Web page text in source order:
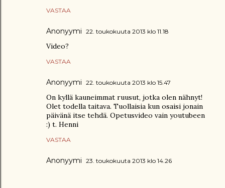
VASTAA
Anonyymi 22. toukokuuta 2013 klo 11.18
Video?
VASTAA
Anonyymi 22. toukokuuta 2013 klo 15.47
On kyllä kauneimmat ruusut, jotka olen nähnyt!
Olet todella taitava. Tuollaisia kun osaisi jonain
päivänä itse tehdä. Opetusvideo vain youtubeen
:) t. Henni
VASTAA
Anonyymi 23. toukokuuta 2013 klo 14.26